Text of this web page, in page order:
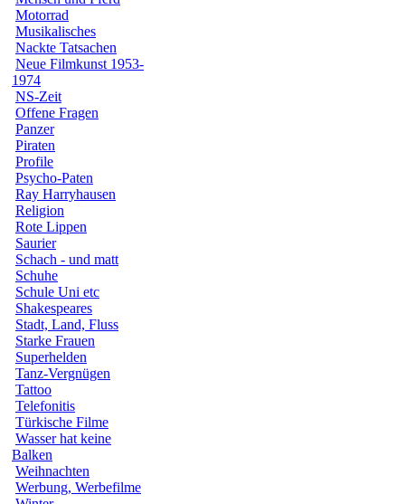
Motorrad
Musikalisches
Nackte Tatsachen
Neue Filmkunst 1953-
1974
NS-Zeit
Offene Fragen
Panzer
Piraten
Profile
Psycho-Paten
Ray Harryhausen
Religion
Rote Lippen
Saurier
Schach - und matt
Schuhe
Schule Uni etc
Shakespeares
Stadt, Land, Fluss
Starke Frauen
Superhelden
Tanz-Vergnügen
Tattoo
Telefonitis
Türkische Filme
Wasser hat keine
Balken
Weihnachten
Werbung, Werbefilme